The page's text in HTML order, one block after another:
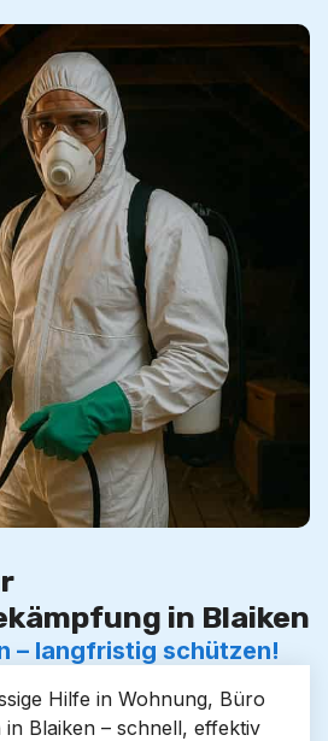
in Blaiken
– langfristig schützen!
Hilfe in Wohnung, Büro
Blaiken – schnell, effektiv